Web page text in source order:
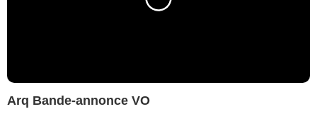
Arq Bande-annonce VO